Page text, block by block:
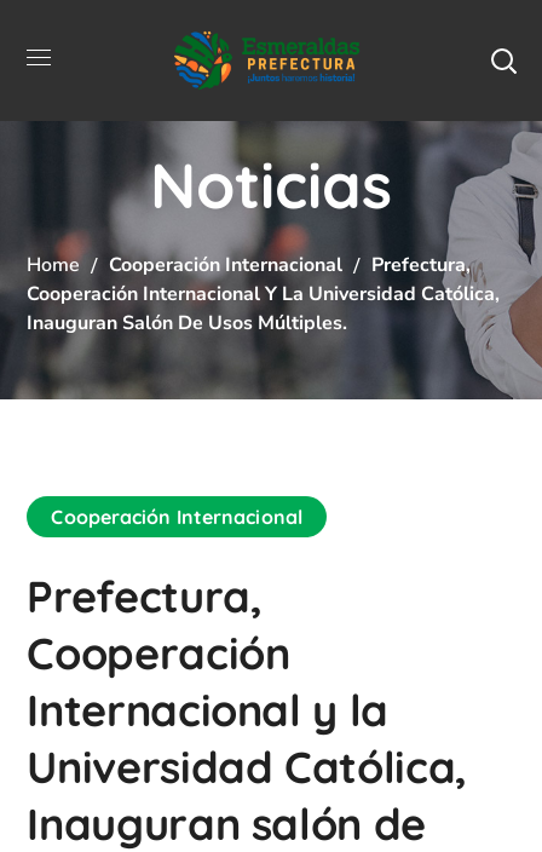
Noticias
Home Cooperación Internacional
Prefectura,
Cooperación Internacional Y La Universidad Católica,
Inauguran Salón De Usos Múltiples.
Cooperación Internacional
Prefectura,
Cooperación
Internacional y la
Universidad Católica,
Inauguran salón de